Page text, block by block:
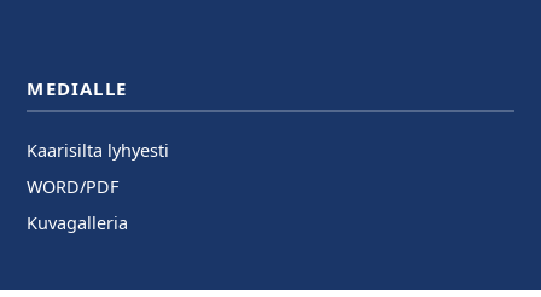
MEDIALLE
Kaarisilta lyhyesti
WORD/PDF
Kuvagalleria